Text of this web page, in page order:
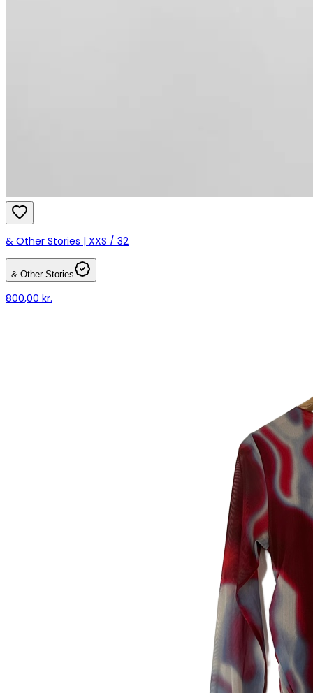
& Other Stories | XXS / 32
& Other Stories
800,00 kr.